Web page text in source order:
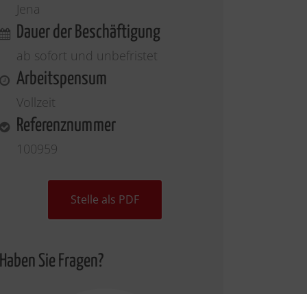
Jena
Dauer der Beschäftigung
ab sofort und unbefristet
Arbeitspensum
Vollzeit
Referenznummer
100959
Stelle als PDF
Haben Sie Fragen?